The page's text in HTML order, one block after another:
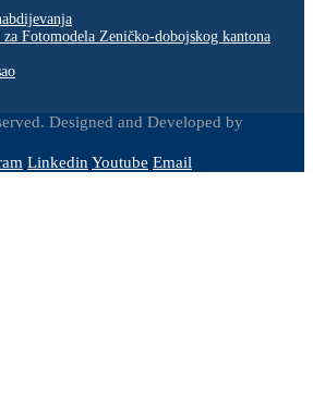
Fotomodela Zeničko-dobojskog kantona
Designed and Developed by
LinkedinYoutube Email